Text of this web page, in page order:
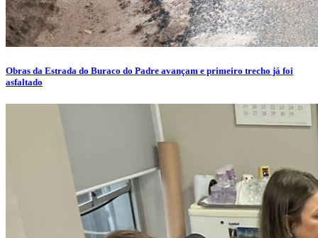
Obras da Estrada do Buraco do Padre avançam e primeiro trecho já foi
asfaltado